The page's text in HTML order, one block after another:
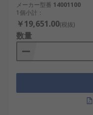
メーカー型番 14001100
1個小計：
￥19,651.00(税抜)
数量